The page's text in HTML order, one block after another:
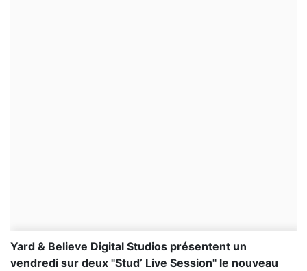
Yard & Believe Digital Studios présentent un
vendredi sur deux "Stud’ Live Session" le nouveau